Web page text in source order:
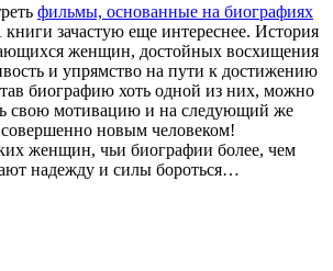
фильмы, основанные на биографиях
книги зачастую еще интереснее. История
женщин, достойных восхищения
и упрямство на пути к достижению
биографию хоть одной из них, можно
свою мотивацию и на следующий же
новым человеком!
женщин, чьи биографии более, чем
надежду и силы бороться…